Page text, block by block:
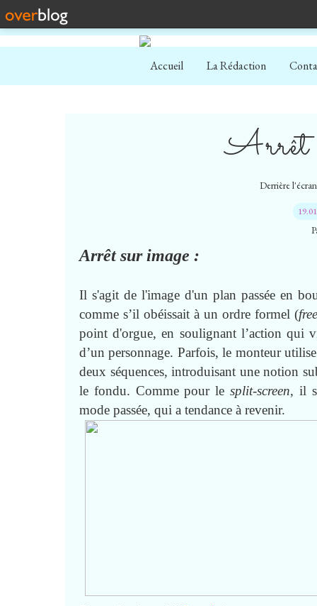
Accueil La Rédaction
Arrêt
Derrière
Arrêt sur image :
Il s'agit de l'image d'un plan passée en
comme s’il obéissait à un ordre formel (
point d'orgue, en soulignant l’action qui
d’un personnage. Parfois, le monteur
deux séquences, introduisant une notion
le fondu. Comme pour le split-screen, il
mode passée, qui a tendance à revenir.